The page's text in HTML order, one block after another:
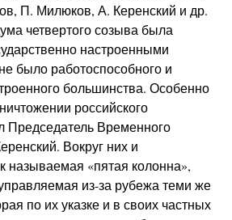
П. Милюков, А. Керенский и др.
четвертого созыва была
настроенными
было работоспособного и
большинства. Особенно
российского
Председатель Временного
Вокруг них и
называемая «пятая колонна»,
из-за рубежа теми же
по их указке и в своих частных